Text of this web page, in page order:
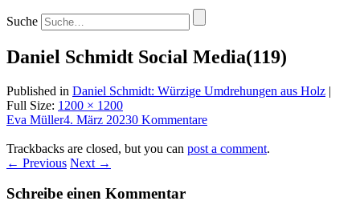
Suche
Daniel Schmidt Social Media(119)
Published in Daniel Schmidt: Würzige Umdrehungen aus Holz |
Full Size: 1200 × 1200
Eva Müller4. März 20230 Kommentare
Trackbacks are closed, but you can post a comment.
← Previous Next →
Schreibe einen Kommentar